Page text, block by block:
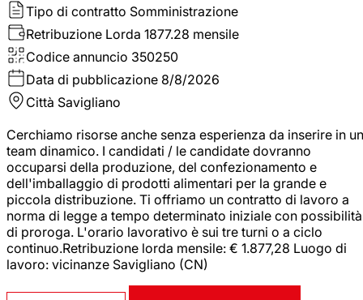
Tipo di contratto Somministrazione
Retribuzione Lorda 1877.28 mensile
Codice annuncio 350250
Data di pubblicazione 8/8/2026
Città Savigliano
Cerchiamo risorse anche senza esperienza da inserire in un
team dinamico. I candidati / le candidate dovranno
occuparsi della produzione, del confezionamento e
dell'imballaggio di prodotti alimentari per la grande e
piccola distribuzione. Ti offriamo un contratto di lavoro a
norma di legge a tempo determinato iniziale con possibilità
di proroga. L'orario lavorativo è sui tre turni o a ciclo
continuo.Retribuzione lorda mensile: € 1.877,28 Luogo di
lavoro: vicinanze Savigliano (CN)